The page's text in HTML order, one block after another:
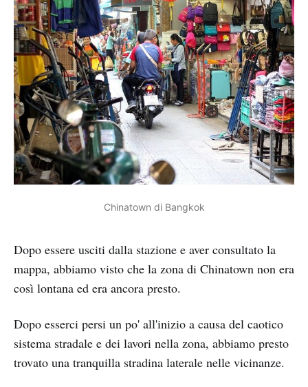
Chinatown di Bangkok
Dopo essere usciti dalla stazione e aver consultato la
mappa, abbiamo visto che la zona di Chinatown non era
così lontana ed era ancora presto.
Dopo esserci persi un po' all'inizio a causa del caotico
sistema stradale e dei lavori nella zona, abbiamo presto
trovato una tranquilla stradina laterale nelle vicinanze.